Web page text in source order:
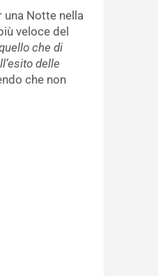
una Notte nella
veloce del
che di
delle
che non